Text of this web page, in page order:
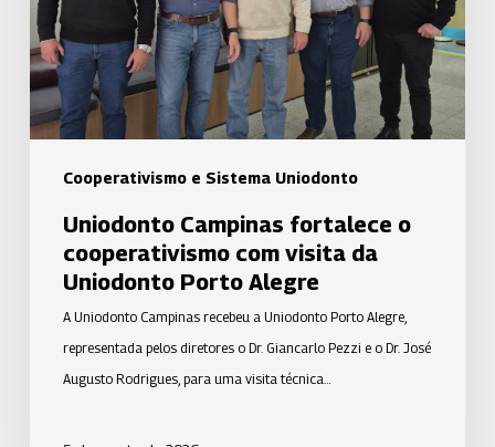
Cooperativismo e Sistema Uniodonto
com
visita
da
Uniodonto
Porto
Alegre
Uniodonto Campinas fortalece o
cooperativismo com visita da
Uniodonto Porto Alegre
A Uniodonto Campinas recebeu a Uniodonto Porto Alegre,
representada pelos diretores o Dr. Giancarlo Pezzi e o Dr. José
Augusto Rodrigues, para uma visita técnica…